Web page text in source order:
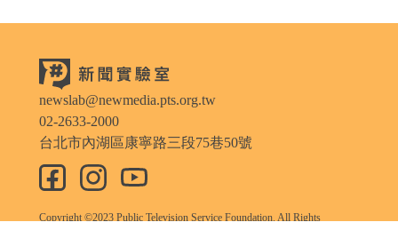
newslab@newmedia.pts.org.tw
02-2633-2000
台北市內湖區康寧路三段75巷50號
Copyright ©2023 Public Television Service Foundation. All Rights